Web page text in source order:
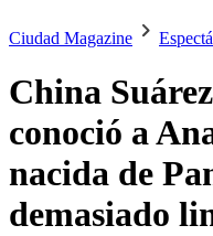
Ciudad Magazine
China
conoció a
nacida de
demasiado